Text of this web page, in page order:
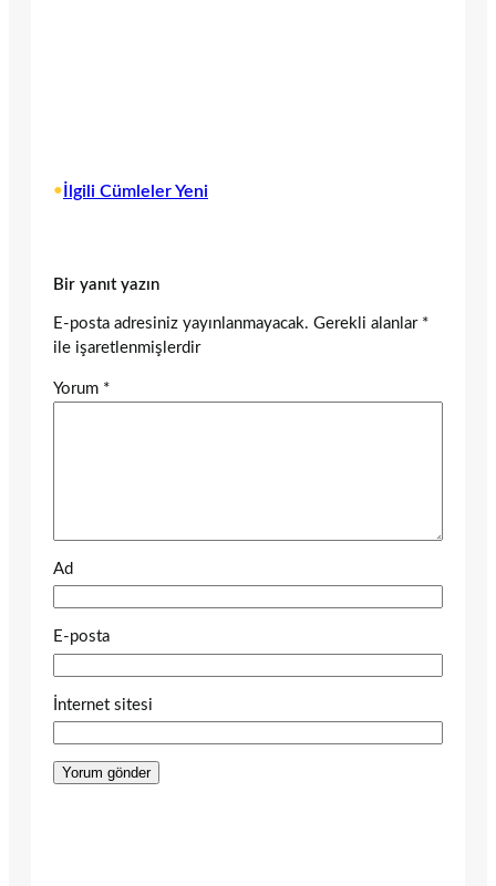
• İlgili Cümleler Yeni
Bir yanıt yazın
E-posta adresiniz yayınlanmayacak. Gerekli alanlar *
ile işaretlenmişlerdir
Yorum *
Ad
E-posta
İnternet sitesi